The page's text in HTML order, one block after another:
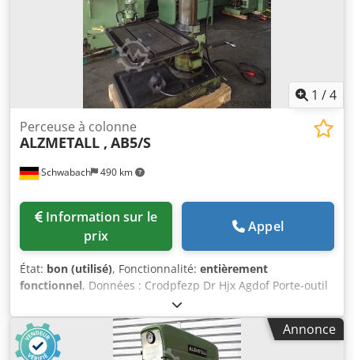
1 /4
Schwabach 490 km
Perceuse à colonne
ALZMETALL , AB5/S
prix
Appel
État: bon (utilisé), Fonctionnalité: entièrement
fonctionnel, Données : Crodpfezp Dr Hjx Agdof Porte-outil
MK 5--- Capacité de perçage pour ST60 50 mm--- Séries de
vitesses de rotation en continu env. 40 - 180 tr/min + 180 -
800 tr/min--- 5 avances 0,1 / 0,14 / 0,2 / 0,28 / 0,4 mm/U---
Surface de la table, 880 x 670 mm--- Déport : 385 mm---
Annonce